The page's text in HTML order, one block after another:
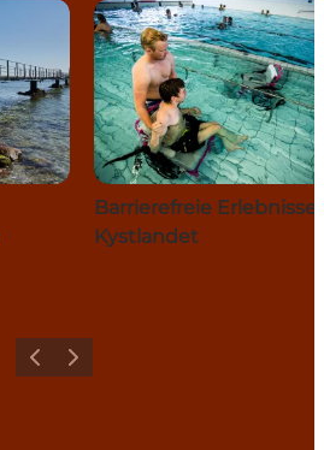
Barrierefreie Erlebnisse
Kystlandet
ZurückWeiter